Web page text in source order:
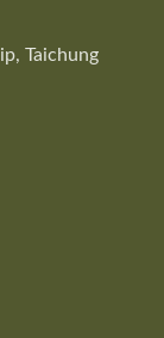
Taichung